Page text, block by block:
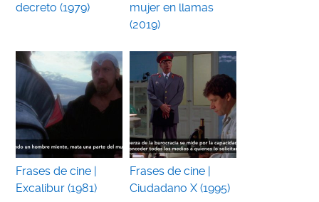
decreto (1979)
mujer en llamas
(2019)
Frases de cine |
Excalibur (1981)
Frases de cine |
Ciudadano X (1995)